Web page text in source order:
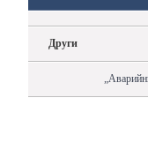
Други